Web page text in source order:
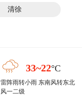
清徐
33~22°C
雷阵雨转小雨 东南风转东北
风一二级